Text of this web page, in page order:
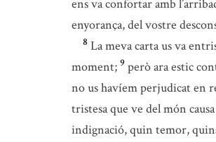
ens va confortar amb
enyorança, del vostre
8 La meva carta us va
moment; 9 però ara estic
no us havíem perjudicat en
tristesa que ve del món
indignació, quin temor,